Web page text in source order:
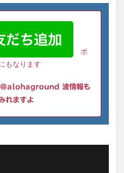
ポ
もなります
@alohaground 波情報も
れますよ